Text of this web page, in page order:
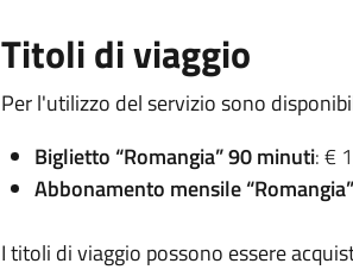
Titoli di viaggio
Per l'utilizzo del servizio sono
Biglietto “Romangia” 90 minuti: €
Abbonamento mensile “Romangia”
I titoli di viaggio possono essere